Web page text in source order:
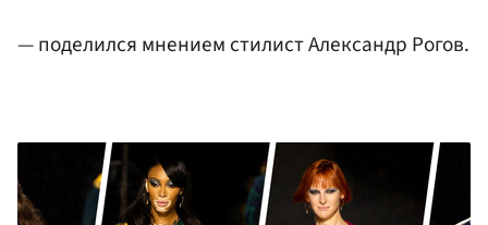
— поделился мнением стилист Александр Рогов.